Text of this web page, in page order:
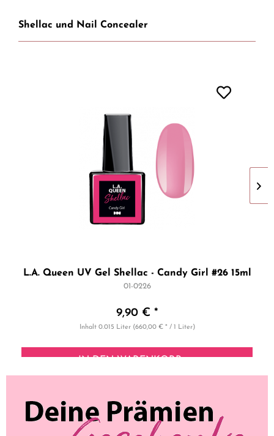
Shellac und Nail Concealer
L.A. Queen UV Gel Shellac - Candy Girl #26 15ml
01-0226
9,90 € *
Inhalt 0.015 Liter (660,00 € * / 1 Liter)
IN DEN WARENKORB